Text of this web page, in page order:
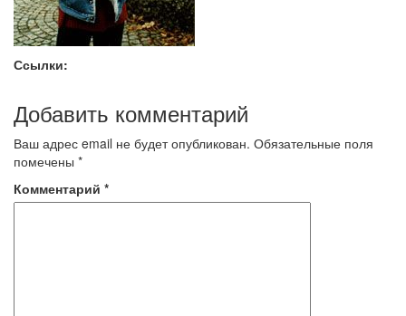
Ссылки:
Добавить комментарий
Ваш адрес email не будет опубликован. Обязательные поля
помечены *
Комментарий *